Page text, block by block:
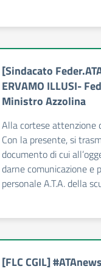
[Sindacato
ERVAMO ILLUSI-
Ministro Azzolina
Alla cortese attenzione
Con la presente, si
documento di cui
darne comunicazione e
personale A.T.A. della
[FLC CGIL]